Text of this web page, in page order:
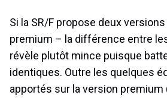
Si la SR/F propose deux
premium – la différence entre
révèle plutôt mince puisque
identiques. Outre les quelques
apportés sur la version premium